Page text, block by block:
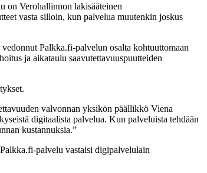
on Verohallinnon lakisääteinen
vasta silloin, kun palvelua muutenkin joskus
Palkka.fi-palvelun osalta kohtuuttomaan
ja aikataulu saavutettavuuspuutteiden
valvonnan yksikön päällikkö Viena
digitaalista palvelua. Kun palveluista tehdään
kustannuksia.”
palvelu vastaisi digipalvelulain